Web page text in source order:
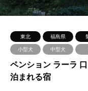
東北 福島県
小型犬 中型犬
ペンション ラーラ
泊まれる宿